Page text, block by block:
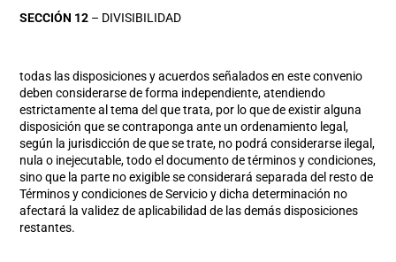
SECCIÓN 12 – DIVISIBILIDAD
todas las disposiciones y acuerdos señalados en este convenio
deben considerarse de forma independiente, atendiendo
estrictamente al tema del que trata, por lo que de existir alguna
disposición que se contraponga ante un ordenamiento legal,
según la jurisdicción de que se trate, no podrá considerarse ilegal,
nula o inejecutable, todo el documento de términos y condiciones,
sino que la parte no exigible se considerará separada del resto de
Términos y condiciones de Servicio y dicha determinación no
afectará la validez de aplicabilidad de las demás disposiciones
restantes.